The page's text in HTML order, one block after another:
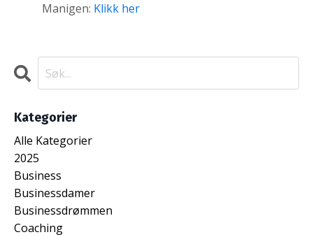
Manigen: Klikk her
Kategorier
Alle Kategorier
2025
Business
Businessdamer
Businessdrømmen
Coaching